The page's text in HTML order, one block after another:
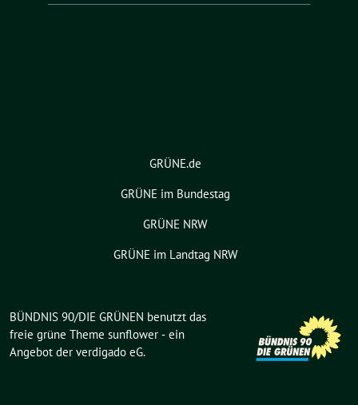
GRÜNE.de
GRÜNE im Bundestag
GRÜNE NRW
GRÜNE im Landtag NRW
BÜNDNIS 90/DIE GRÜNEN benutzt das
freie grüne Theme sunflower ‐ ein
Angebot der verdigado eG.